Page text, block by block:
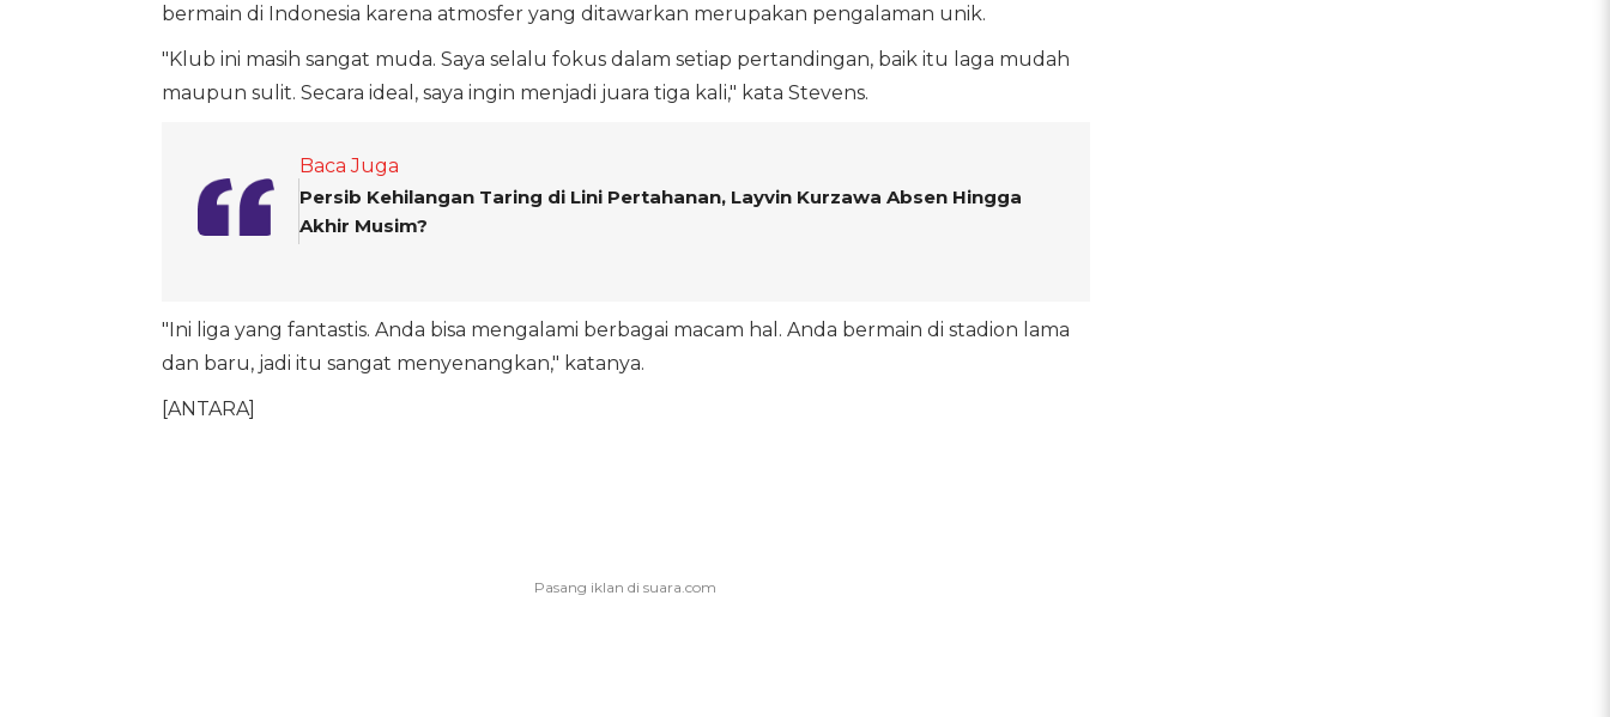
bermain di Indonesia karena atmosfer yang ditawarkan merupakan pengalaman unik.
"Klub ini masih sangat muda. Saya selalu fokus dalam setiap pertandingan, baik itu laga mudah
maupun sulit. Secara ideal, saya ingin menjadi juara tiga kali," kata Stevens.
Baca Juga
Persib Kehilangan Taring di Lini Pertahanan, Layvin Kurzawa Absen Hingga
Akhir Musim?
"Ini liga yang fantastis. Anda bisa mengalami berbagai macam hal. Anda bermain di stadion lama
dan baru, jadi itu sangat menyenangkan," katanya.
[ANTARA]